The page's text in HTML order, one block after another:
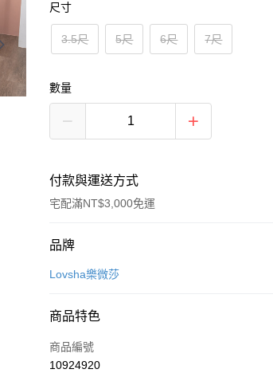
尺寸
3.5尺 5尺 6尺 7尺
數量
付款與運送方式
宅配滿NT$3,000免運
付款方式
信用卡一次付款
合作金庫商業銀行
華南商業銀行
6 期 0 利率 每期
品牌
Lovsha樂微莎
商品特色
商品編號
10924920